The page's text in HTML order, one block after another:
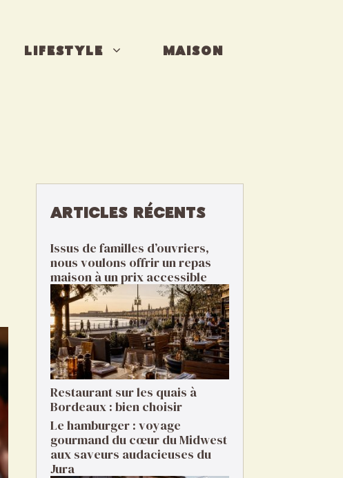
LIFESTYLE MAISON
ARTICLES RÉCENTS
Issus de familles d’ouvriers,
nous voulons offrir un repas
maison à un prix accessible
Restaurant sur les quais à
Bordeaux : bien choisir
Le hamburger : voyage
gourmand du cœur du Midwest
aux saveurs audacieuses du
Jura